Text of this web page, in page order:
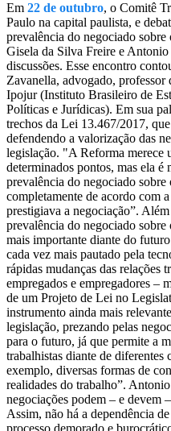
Em 22 de outubro, o Comitê
Paulo na capital paulista, e
prevalência do negociado
Gisela da Silva Freire e
discussões. Esse encontro
Zavanella, advogado,
Ipojur (Instituto Brasileiro de
Políticas e Jurídicas). Em sua
trechos da Lei 13.467/2017,
defendendo a valorização das
legislação. "A Reforma merece
determinados pontos, mas ela
prevalência do negociado sobre
completamente de acordo com
prestigiava a negociação”.
prevalência do negociado
mais importante diante do
cada vez mais pautado pela
rápidas mudanças das relações
empregados e empregadores –
de um Projeto de Lei no
instrumento ainda mais
legislação, prezando pelas
para o futuro, já que permite a
trabalhistas diante de diferentes
exemplo, diversas formas de
realidades do trabalho”.
negociações podem – e devem
Assim, não há a dependência